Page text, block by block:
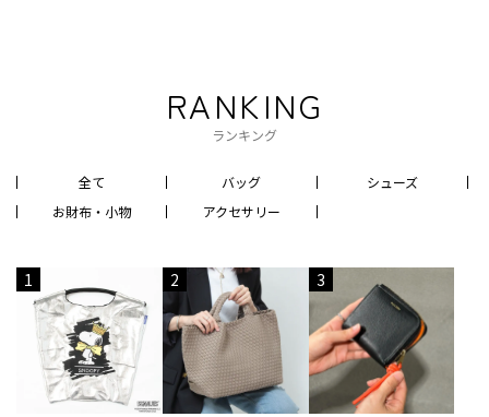
RANKING
ランキング
全て バッグ
シューズ
お財布・小物
アクセサリー
1 2 3